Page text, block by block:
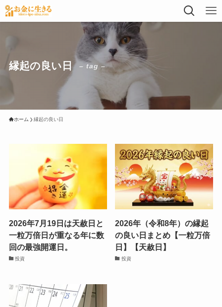
縁起の良い日 – tag –
ホーム 縁起の良い日
2026年7月19日は天赦日と
一粒万倍日が重なる年に数
回の最強開運日。
投資
2026年（令和8年）の縁起
の良い日まとめ【一粒万倍
日】【天赦日】
投資